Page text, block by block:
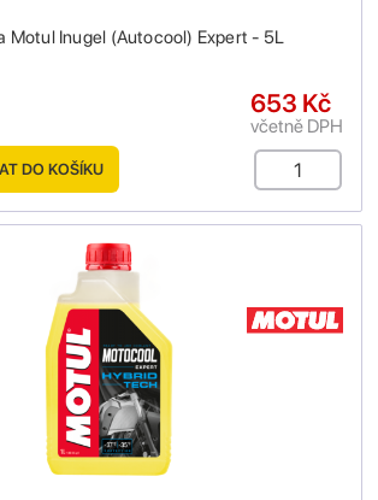
Motul Inugel (Autocool) Expert - 5L
653 Kč
včetně DPH
DO KOŠÍKU